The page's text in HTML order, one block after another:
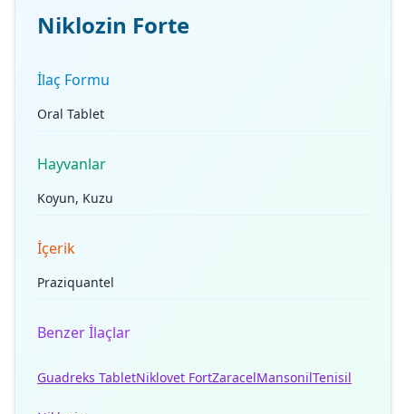
Niklozin Forte
İlaç Formu
Oral Tablet
Hayvanlar
Koyun, Kuzu
İçerik
Praziquantel
Benzer İlaçlar
Guadreks TabletNiklovet FortZaracelMansonilTenisil